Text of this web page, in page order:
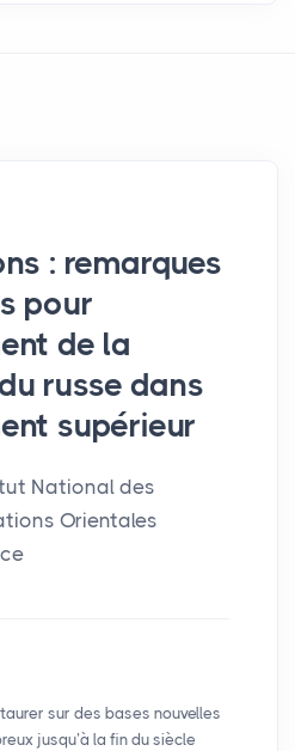
: remarques
pour
de la
russe dans
supérieur
National des
Orientales
sur des bases nouvelles
jusqu’à la fin du siècle